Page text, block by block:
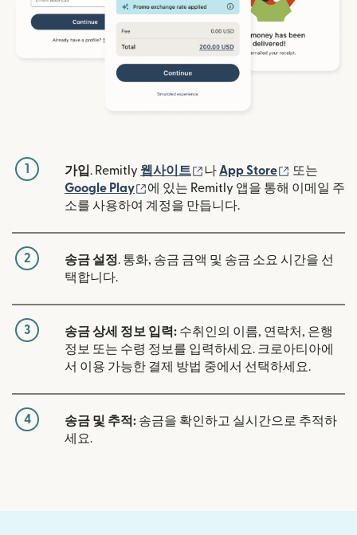
1 가입. Remitly 웹사이트 (새 창에서 열림)
나App Store (새 창에서
또는
Google Play
(새 창에서 열림)
에 있는 Remitly 앱을 통해 이메일 주
소를 사용하여 계정을 만듭니다.
2 송금 설정. 통화, 송금 금액 및 송금 소요 시간을 선
택합니다.
3 송금 상세 정보 입력: 수취인의 이름, 연락처, 은행
정보 또는 수령 정보를 입력하세요. 크로아티아에
서 이용 가능한 결제 방법 중에서 선택하세요.
4 송금 및 추적: 송금을 확인하고 실시간으로 추적하
세요.